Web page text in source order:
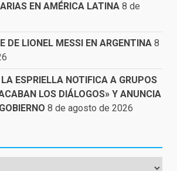
EN AMÉRICA LATINA 8 de
DE LIONEL MESSI EN ARGENTINA 8
ESPRIELLA NOTIFICA A GRUPOS
LOS DIÁLOGOS» Y ANUNCIA
8 de agosto de 2026